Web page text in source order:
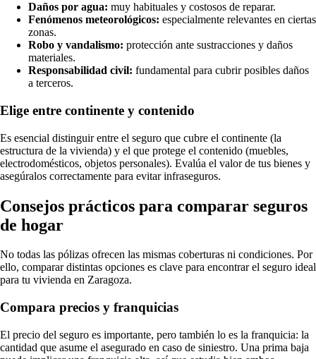
Daños por agua: muy habituales y costosos de reparar.
Fenómenos meteorológicos: especialmente relevantes en ciertas
zonas.
Robo y vandalismo: protección ante sustracciones y daños
materiales.
Responsabilidad civil: fundamental para cubrir posibles daños
a terceros.
Elige entre continente y contenido
Es esencial distinguir entre el seguro que cubre el continente (la
estructura de la vivienda) y el que protege el contenido (muebles,
electrodomésticos, objetos personales). Evalúa el valor de tus bienes y
asegúralos correctamente para evitar infraseguros.
Consejos prácticos para comparar seguros
de hogar
No todas las pólizas ofrecen las mismas coberturas ni condiciones. Por
ello, comparar distintas opciones es clave para encontrar el seguro ideal
para tu vivienda en Zaragoza.
Compara precios y franquicias
El precio del seguro es importante, pero también lo es la franquicia: la
cantidad que asume el asegurado en caso de siniestro. Una prima baja